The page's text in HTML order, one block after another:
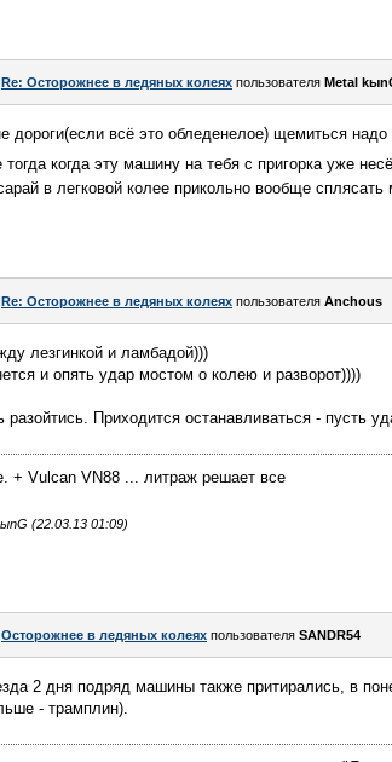
Re: Осторожнее в ледяных колеях пользователя Metal
дороги(если всё это обледенелое) щемиться
когда эту машину на тебя с пригорка уже
в легковой колее прикольно вообще сплясать
Re: Осторожнее в ледяных колеях пользователя Anchous
лезгинкой и ламбадой)))
и опять удар мостом о колею и разворот))))
разойтись. Приходится останавливаться - пусть
+ Vulcan VN88 ... литраж решает все
(22.03.13 01:09)
Осторожнее в ледяных колеях пользователя SANDR54
2 дня подряд машины также притирались, в
- трамплин).